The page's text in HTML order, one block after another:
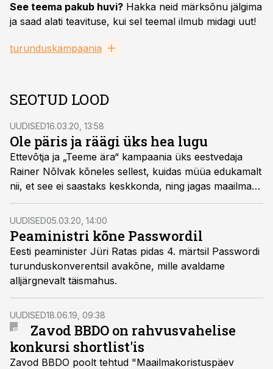
See teema pakub huvi? Hakka neid märksõnu jälgima
ja saad alati teavituse, kui sel teemal ilmub midagi uut!
turunduskampaania
SEOTUD LOOD
UUDISED16.03.20, 13:58
Ole päris ja räägi üks hea lugu
Ettevõtja ja „Teeme ära“ kampaania üks eestvedaja
Rainer Nõlvak kõneles sellest, kuidas müüa edukamalt
nii, et see ei saastaks keskkonda, ning jagas maailma
koristuspäeva eduloo nippe.
UUDISED05.03.20, 14:00
Peaministri kõne Passwordil
Eesti peaminister Jüri Ratas pidas 4. märtsil Passwordi
turunduskonverentsil avakõne, mille avaldame
alljärgnevalt täismahus.
UUDISED18.06.19, 09:38
Zavod BBDO on rahvusvahelise
konkursi shortlist'is
Zavod BBDO poolt tehtud "Maailmakoristuspäev